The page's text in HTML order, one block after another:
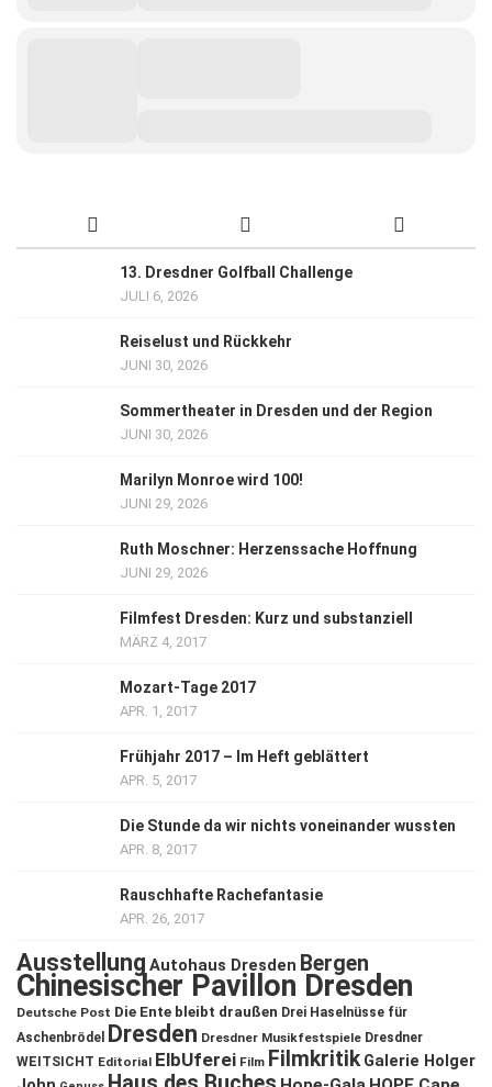
13. Dresdner Golfball Challenge
JULI 6, 2026
Reiselust und Rückkehr
JUNI 30, 2026
Sommertheater in Dresden und der Region
JUNI 30, 2026
Marilyn Monroe wird 100!
JUNI 29, 2026
Ruth Moschner: Herzenssache Hoffnung
JUNI 29, 2026
Filmfest Dresden: Kurz und substanziell
MÄRZ 4, 2017
Mozart-Tage 2017
APR. 1, 2017
Frühjahr 2017 – Im Heft geblättert
APR. 5, 2017
Die Stunde da wir nichts voneinander wussten
APR. 8, 2017
Rauschhafte Rachefantasie
APR. 26, 2017
Ausstellung Autohaus Dresden Bergen
Chinesischer Pavillon Dresden
Deutsche Post Die Ente bleibt draußen Drei Haselnüsse für
Aschenbrödel
Dresden Dresdner Musikfestspiele Dresdner
WEITSICHT Editorial ElbUferei Film Filmkritik Galerie Holger